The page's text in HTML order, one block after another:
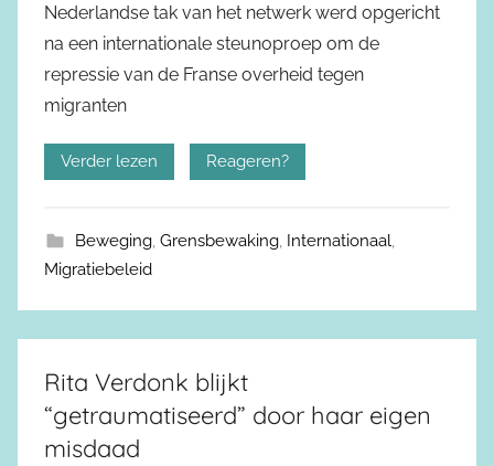
Nederlandse tak van het netwerk werd opgericht
na een internationale steunoproep om de
repressie van de Franse overheid tegen
migranten
Verder lezen Reageren?
Beweging, Grensbewaking, Internationaal,
Migratiebeleid
Rita Verdonk blijkt
“getraumatiseerd” door haar eigen
misdaad